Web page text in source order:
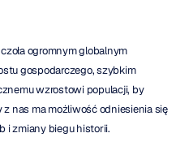
ogromnym globalnym
gospodarczego, szybkim
wzrostowi populacji, by
nas ma możliwość odniesienia się
i zmiany biegu historii.